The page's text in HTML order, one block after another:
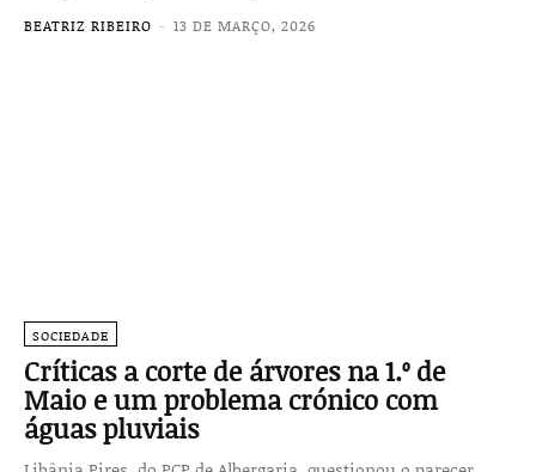
BEATRIZ RIBEIRO - 13 DE MARÇO, 2026
SOCIEDADE
Críticas a corte de árvores na 1.º de
Maio e um problema crónico com
águas pluviais